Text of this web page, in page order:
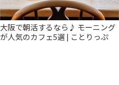
大阪で朝活するなら♪ モーニング
が人気のカフェ5選 | ことりっぷ